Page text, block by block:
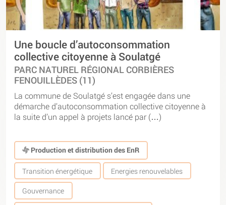
Une boucle d’autoconsommation
collective citoyenne à Soulatgé
PARC NATUREL RÉGIONAL CORBIÈRES
FENOUILLÈDES (11)
La commune de Soulatgé s’est engagée dans une
démarche d’autoconsommation collective citoyenne à
la suite d’un appel à projets lancé par (…)
Production et distribution des EnR
Transition énergétique Energies renouvelables
Gouvernance